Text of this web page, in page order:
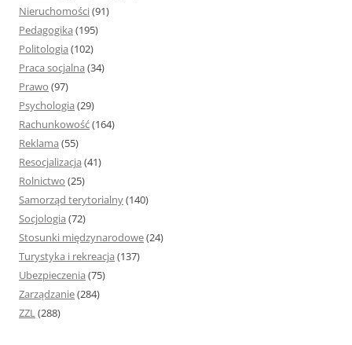
Nieruchomości(91)
Pedagogika (195)
Politologia (102)
Praca socjalna (34)
Prawo (97)
Psychologia (29)
Rachunkowość(164)
Reklama (55)
Resocjalizacja (41)
Rolnictwo (25)
Samorząd terytorialny(140)
Socjologia (72)
Stosunki międzynarodowe(24)
Turystyka i rekreacja (137)
Ubezpieczenia (75)
Zarządzanie(284)
ZZL(288)